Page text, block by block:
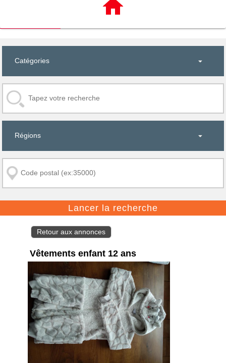
IMMOBILIERS
Retour aux annonces
Vêtements enfant 12 ans